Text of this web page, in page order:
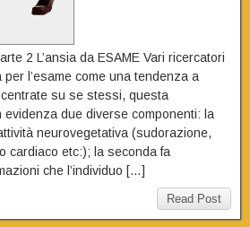
2 L’ansia da ESAME Vari ricercatori
per l’esame come una tendenza a
su se stessi, questa
due diverse componenti: la
neurovegetativa (sudorazione,
cardiaco etc:); la seconda fa
che l’individuo […]
Read Post